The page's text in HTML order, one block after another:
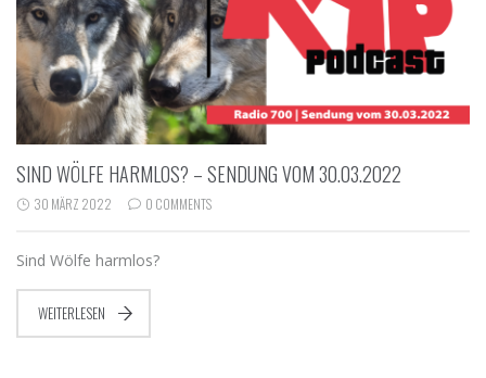
SIND WÖLFE HARMLOS? – SENDUNG VOM 30.03.2022
30 MÄRZ 2022 0 COMMENTS
Sind Wölfe harmlos?
WEITERLESEN